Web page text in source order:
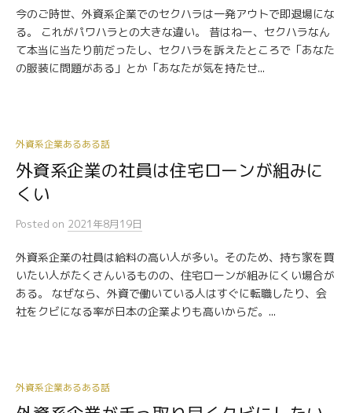
今のご時世、外資系企業でのセクハラは一発アウトで即退場にな
る。 これがパワハラとの大きな違い。 昔はねー、セクハラなん
て本当に当たり前だったし、セクハラを訴えたところで「あなた
の服装に問題がある」とか「あなたが気を持たせ...
外資系企業あるある話
外資系企業の社員は住宅ローンが組みに
くい
Posted on 2021年8月19日
外資系企業の社員は給料の高い人が多い。そのため、持ち家を買
いたい人がたくさんいるものの、住宅ローンが組みにくい場合が
ある。 なぜなら、外資で働いている人はすぐに転職したり、会
社をクビになる率が日本の企業よりも高いからだ。...
外資系企業あるある話